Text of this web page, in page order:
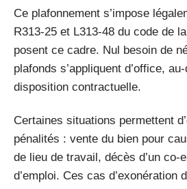
Ce plafonnement s’impose
R313-25 et L313-48 du code de
posent ce cadre. Nul besoin de
plafonds s’appliquent d’office,
disposition contractuelle.
Certaines situations permettent
pénalités : vente du bien pour
de lieu de travail, décès d’un co-
d’emploi. Ces cas d’exonération